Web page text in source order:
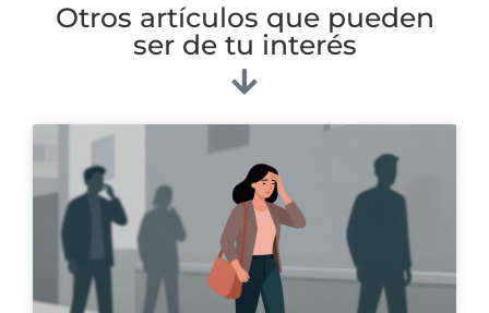
Otros artículos que pueden
ser de tu interés